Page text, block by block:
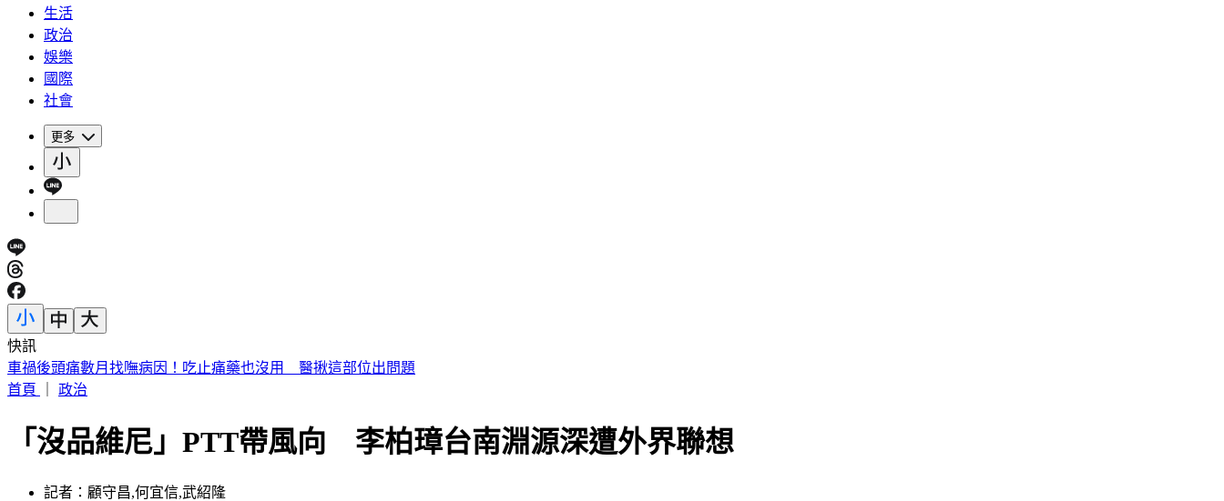
生活
政治
娛樂
國際
社會
更多
快訊
緯創股利「2度延後發放」 金管會出手：最重罰50萬
首頁
政治
「沒品維尼」PTT帶風向 李柏璋台南淵源深遭外界聯想
記者：顧守昌,何宜信,武紹隆